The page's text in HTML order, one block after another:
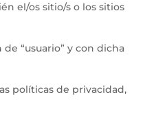
el/os sitio/s o los sitios
“usuario” y con dicha
políticas de privacidad,